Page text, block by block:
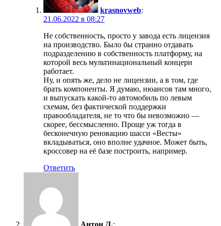
krasnovweb:
21.06.2022 в 08:27
Не собственность, просто у завода есть лицензия
на производство. Было бы странно отдавать
подразделению в собственность платформу, на
которой весь мультинациональный концерн
работает.
Ну, и опять же, дело не лицензии, а в том, где
брать компоненты. Я думаю, нюансов там много,
и выпускать какой-то автомобиль по левым
схемам, без фактической поддержки
правообладателя, не то что бы невозможно —
скорее, бессмысленно. Проще уж тогда в
бесконечную реновацию шасси «Весты»
вкладываться, оно вполне удачное. Может быть,
кроссовер на её базе построить, например.
Ответить
Антон Л.: